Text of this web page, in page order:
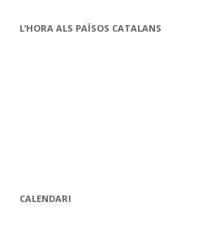
k ix
L’HORA ALS PAÏSOS CATALANS
CALENDARI